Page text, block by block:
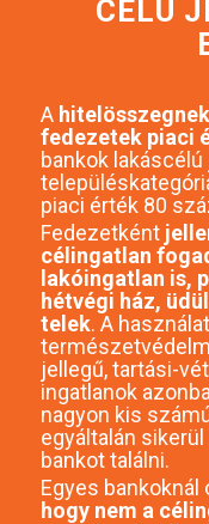
CÉLÚ
A
fedezetek piaci
bankok
piaci érték 80
Fedezetként
célingatlan
lakóingatlan is,
hétvégi ház,
telek. A
jellegű, tartási-
ingatlanok
nagyon kis
egyáltalán
bankot találni.
Egyes bankoknál
hogy nem a